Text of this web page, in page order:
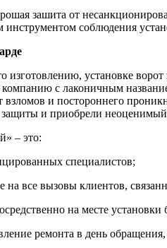
зашита от
инструментом соблюдения
изготовлению, установке
с лаконичным
взломов и постороннего
и приобрели
– это:
специалистов;
на все вызовы клиентов,
на месте установки
ремонта в день